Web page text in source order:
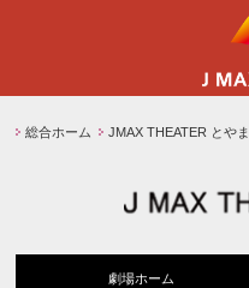
総合ホーム JMAX THEATER とやま
劇場ホーム